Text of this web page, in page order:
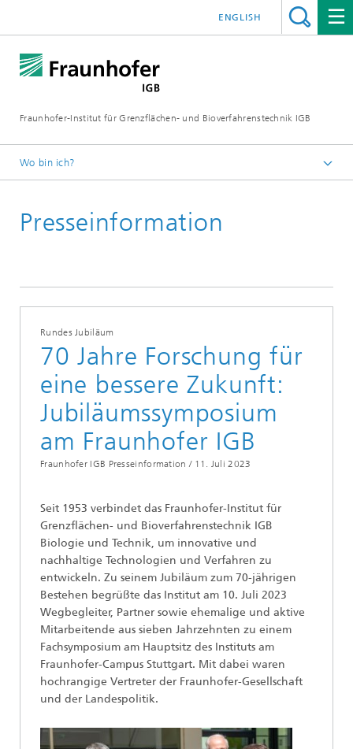
Fraunhofer-Institut für Grenzflächen- und Bioverfahrenstechnik IGB
ENGLISH
Wo bin ich?
Presse / News
Presseinformation
Rundes Jubiläum
70 Jahre Forschung für
eine bessere Zukunft:
Jubiläumssymposium
am Fraunhofer IGB
Fraunhofer IGB Presseinformation / 11. Juli 2023
Seit 1953 verbindet das Fraunhofer-Institut für
Grenzflächen- und Bioverfahrenstechnik IGB
Biologie und Technik, um innovative und
nachhaltige Technologien und Verfahren zu
entwickeln. Zu seinem Jubiläum zum 70-jährigen
Bestehen begrüßte das Institut am 10. Juli 2023
Wegbegleiter, Partner sowie ehemalige und aktive
Mitarbeitende aus sieben Jahrzehnten zu einem
Fachsymposium am Hauptsitz des Instituts am
Fraunhofer-Campus Stuttgart. Mit dabei waren
hochrangige Vertreter der Fraunhofer-Gesellschaft
und der Landespolitik.